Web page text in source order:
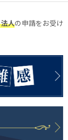
人の申請をお受け